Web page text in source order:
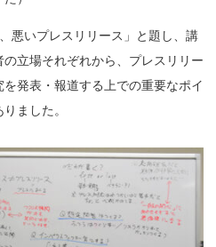
悪いプレスリリース」と題し、講
立場それぞれから、プレスリリー
発表・報道する上での重要なポイ
ました。